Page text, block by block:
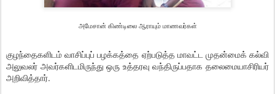
அமேசான் கிண்டிலை ஆராயும் மாணவர்கள்
குழந்தைகளிடம் வாசிப்புப் பழக்கத்தை ஏற்படுத்த மாவட்ட முதன்மைக் கல்வி
அலுவலர் அவர்களிடமிருந்து ஒரு உத்தரவு வந்திருப்பதாக தலைமையாசிரியர்
அறிவித்தார்.